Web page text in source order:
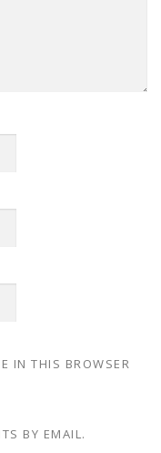
IN THIS BROWSER
BY EMAIL.